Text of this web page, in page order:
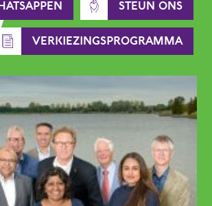
STEUN ONS
VERKIEZINGSPROGRAMMA